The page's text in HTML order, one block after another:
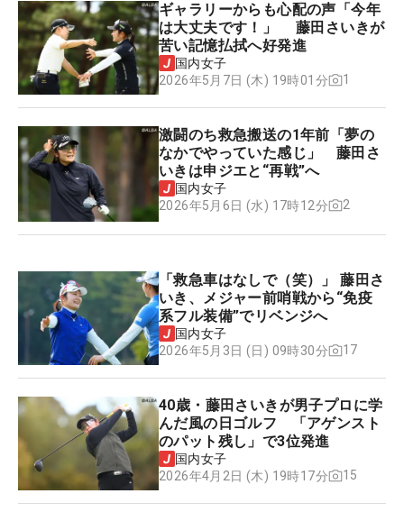
ギャラリーからも心配の声「今年
は大丈夫です！」 藤田さいきが
苦い記憶払拭へ好発進
国内女子
2026年5月7日 (木) 19時01分
1
激闘のち救急搬送の1年前「夢の
なかでやっていた感じ」 藤田さ
いきは申ジエと“再戦”へ
国内女子
2026年5月6日 (水) 17時12分
2
「救急車はなしで（笑）」 藤田さ
いき、メジャー前哨戦から“免疫
系フル装備”でリベンジへ
国内女子
2026年5月3日 (日) 09時30分
17
40歳・藤田さいきが男子プロに学
んだ風の日ゴルフ 「アゲンスト
のパット残し」で3位発進
国内女子
2026年4月2日 (木) 19時17分
15